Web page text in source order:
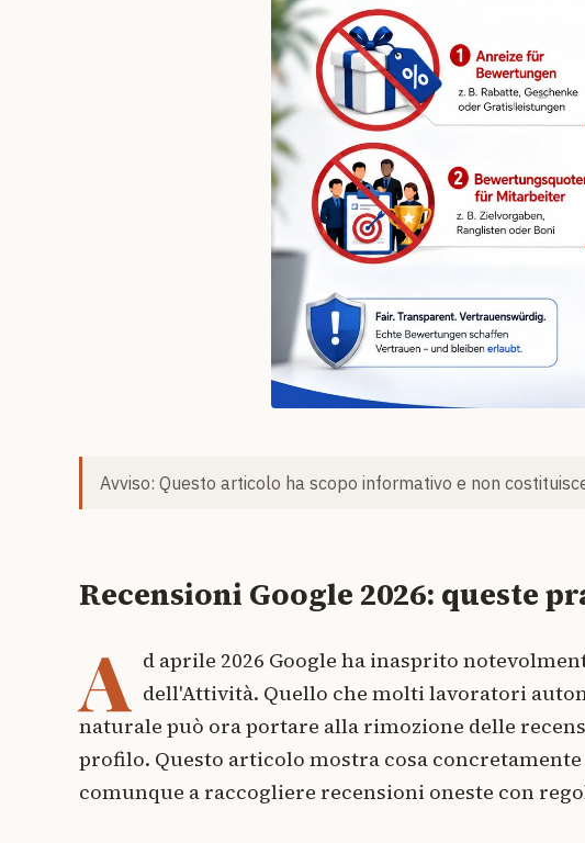
Avviso: Questo articolo ha scopo informativo e non
Recensioni Google 2026: queste
A d aprile 2026 Google ha inasprito
dell'Attività. Quello che molti lavoratori
naturale può ora portare alla rimozione delle
profilo. Questo articolo mostra cosa
comunque a raccogliere recensioni oneste con